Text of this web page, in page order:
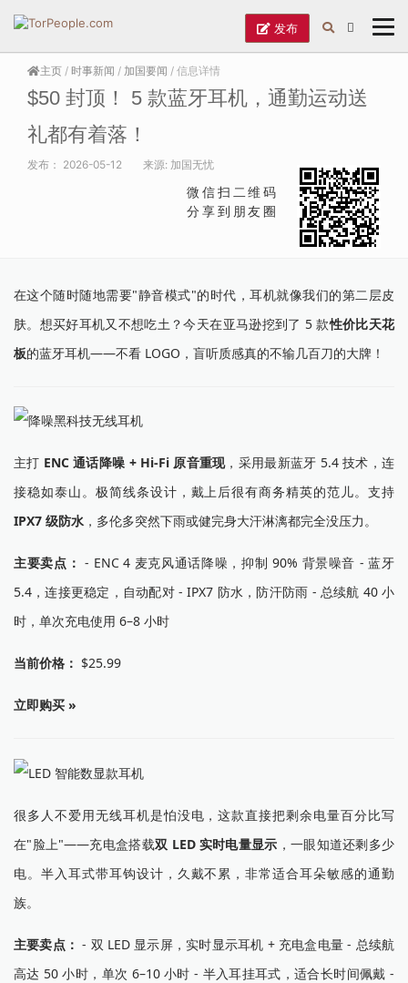
发布
主页 / 时事新闻 / 加国要闻 / 信息详情
$50 封顶！ 5 款蓝牙耳机，通勤运动送
礼都有着落！
发布： 2026-05-12 来源: 加国无忧
微信扫二维码
分享到朋友圈
在这个随时随地需要"静音模式"的时代，耳机就像我们的第二层皮
肤。想买好耳机又不想吃土？今天在亚马逊挖到了 5 款性价比天花
板的蓝牙耳机——不看 LOGO，盲听质感真的不输几百刀的大牌！
主打 ENC 通话降噪 + Hi-Fi 原音重现，采用最新蓝牙 5.4 技术，连
接稳如泰山。极简线条设计，戴上后很有商务精英的范儿。支持
IPX7 级防水 ，多伦多突然下雨或健完身大汗淋漓都完全没压力。
主要卖点： - ENC 4 麦克风通话降噪，抑制 90% 背景噪音 - 蓝牙
5.4，连接更稳定，自动配对 - IPX7 防水，防汗防雨 - 总续航 40 小
时，单次充电使用 6–8 小时
当前价格： $25.99
立即购买 »
很多人不爱用无线耳机是怕没电，这款直接把剩余电量百分比写
在"脸上"——充电盒搭载双 LED 实时电量显示 ，一眼知道还剩多少
电。半入耳式带耳钩设计，久戴不累，非常适合耳朵敏感的通勤
族。
主要卖点： - 双 LED 显示屏，实时显示耳机 + 充电盒电量 - 总续航
高达 50 小时，单次 6–10 小时 - 半入耳挂耳式，适合长时间佩戴 -